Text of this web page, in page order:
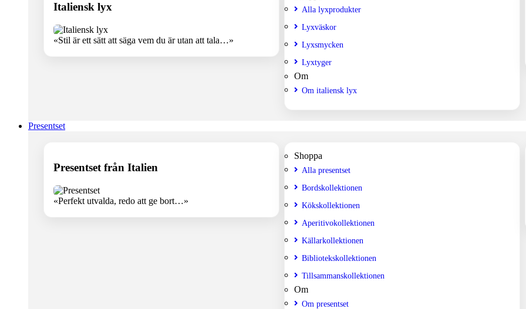
Italiensk lyx
«Stil är ett sätt att säga vem du är utan att tala…»
Alla lyxprodukter
Lyxväskor
Lyxsmycken
Lyxtyger
Om
Om italiensk lyx
Presentset
Presentset från Italien
«Perfekt utvalda, redo att ge bort…»
Shoppa
Alla presentset
Bordskollektionen
Kökskollektionen
Aperitivokollektionen
Källarkollektionen
Bibliotekskollektionen
Tillsammanskollektionen
Om
Om presentset